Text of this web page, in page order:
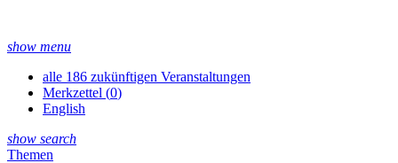
show menu
alle 186 zukünftigen Veranstaltungen
Merkzettel (0)
English
show search
Themen